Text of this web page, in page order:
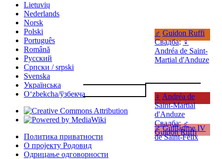
♂ Guidon Ruffi
Свадба:♀
Andréa de Saint-
Martial d'Anduze
♀ Andréa de
Saint-Martial
d'Anduze
Свадба:♂
Guidon Ruffi
♂ Guillaume IV
de Saint-Félix
Lietuvių
Nederlands
Norsk
Polski
Português
Română
Русский
Српски / srpski
Svenska
Українська
Oʻzbekcha/ўзбекча
Политика приватности
О пројекту Родовид
Одрицање одговорности